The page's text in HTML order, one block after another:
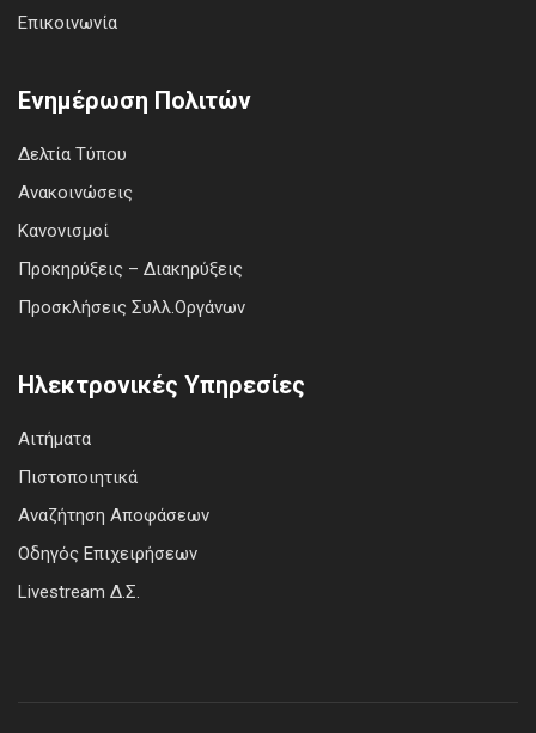
Επικοινωνία
Ενημέρωση Πολιτών
Δελτία Τύπου
Ανακοινώσεις
Κανονισμοί
Προκηρύξεις – Διακηρύξεις
Προσκλήσεις Συλλ.Οργάνων
Ηλεκτρονικές Υπηρεσίες
Αιτήματα
Πιστοποιητικά
Αναζήτηση Αποφάσεων
Οδηγός Επιχειρήσεων
Livestream Δ.Σ.